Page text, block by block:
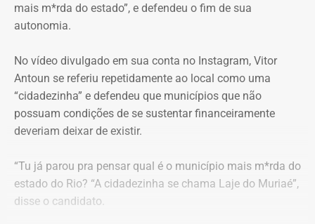
mais m*rda do estado”, e defendeu o fim de sua
autonomia.
No vídeo divulgado em sua conta no Instagram, Vitor
Antoun se referiu repetidamente ao local como uma
“cidadezinha” e defendeu que municípios que não
possuam condições de se sustentar financeiramente
deveriam deixar de existir.
“Tu já parou pra pensar qual é o município mais m*rda do
estado do Rio? “A cidadezinha se chama Laje do Muriaé”,
disse o candidato.